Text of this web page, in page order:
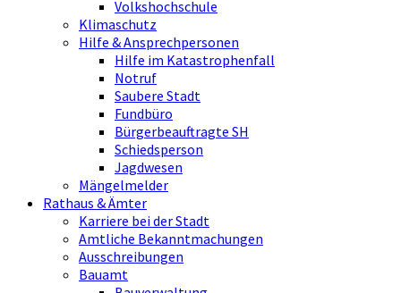
Volkshochschule
Klimaschutz
Hilfe & Ansprechpersonen
Hilfe im Katastrophenfall
Notruf
Saubere Stadt
Fundbüro
Bürgerbeauftragte SH
Schiedsperson
Jagdwesen
Mängelmelder
Rathaus & Ämter
Karriere bei der Stadt
Amtliche Bekanntmachungen
Ausschreibungen
Bauamt